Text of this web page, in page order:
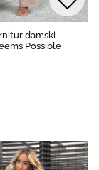
damski
Possible